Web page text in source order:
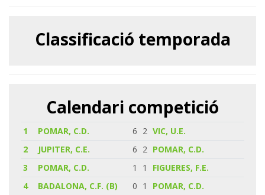
Classificació temporada
Calendari competició
1 POMAR, C.D. 6 2 VIC, U.E.
2
JUPITER, C.E. 6 2 POMAR, C.D.
3
POMAR, C.D. 1 1
FIGUERES, F.E.
4
BADALONA, C.F. (B) 0 1
POMAR, C.D.